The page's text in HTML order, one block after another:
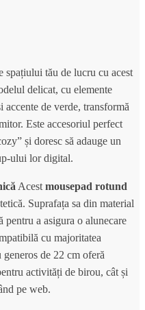
spațiului tău de lucru cu acest
delicat, cu elemente
de verde, transformă
Este accesoriul perfect
și doresc să adauge un
ului lor digital.
Acest mousepad rotund
Suprafața sa din material
pentru a asigura o alunecare
cu majoritatea
de 22 cm oferă
activități de birou, cât și
pe web.